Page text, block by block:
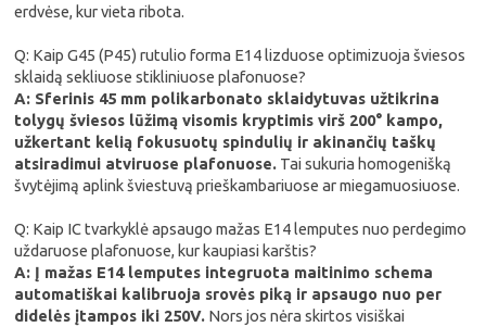
erdvėse, kur vieta ribota.
Q: Kaip G45 (P45) rutulio forma E14 lizduose optimizuoja šviesos
sklaidą sekliuose stikliniuose plafonuose?
A: Sferinis 45 mm polikarbonato sklaidytuvas užtikrina
tolygų šviesos lūžimą visomis kryptimis virš 200° kampo,
užkertant kelią fokusuotų spindulių ir akinančių taškų
atsiradimui atviruose plafonuose. Tai sukuria homogenišką
švytėjimą aplink šviestuvą prieškambariuose ar miegamuosiuose.
Q: Kaip IC tvarkyklė apsaugo mažas E14 lemputes nuo perdegimo
uždaruose plafonuose, kur kaupiasi karštis?
A: Į mažas E14 lemputes integruota maitinimo schema
automatiškai kalibruoja srovės piką ir apsaugo nuo per
didelės įtampos iki 250V. Nors jos nėra skirtos visiškai